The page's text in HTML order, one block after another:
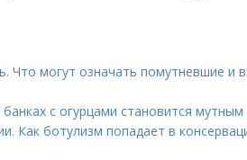
Что могут означать помутневшие и
с огурцами становится мутным
Как ботулизм попадает в